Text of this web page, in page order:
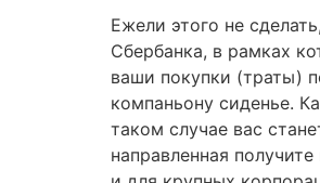
Ежели этого не
Сбербанка, в рамках
ваши покупки (траты)
компаньону сиденье.
таком случае вас
направленная